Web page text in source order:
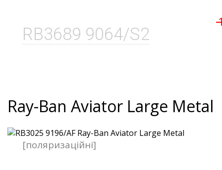
RB3689 9064/S2
Ray-Ban Aviator Large Metal
[поляризаційні]